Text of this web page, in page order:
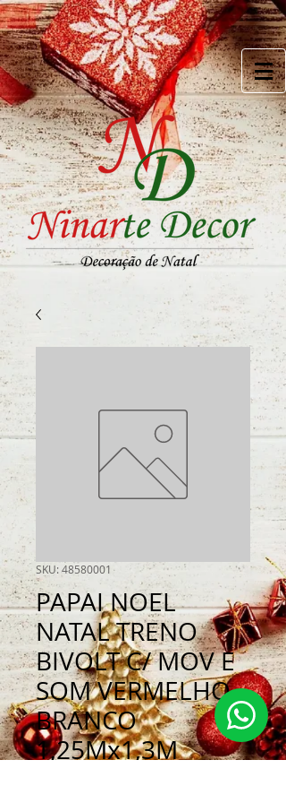
SKU: 48580001
PAPAI NOEL
NATAL TRENO
BIVOLT C/ MOV E
SOM VERMELHO
BRANCO
1,25Mx1,3M